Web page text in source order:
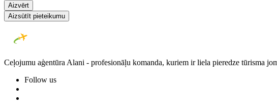
Aizvērt
Aizsūtīt pieteikumu
Ceļojumu aģentūra Alani - profesionāļu komanda, kuriem ir liela pieredze tūrisma
Follow us